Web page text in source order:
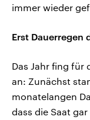
immer wieder
Erst Dauerregen
Das Jahr fing
an: Zunächst
monatelangen
dass die Saat